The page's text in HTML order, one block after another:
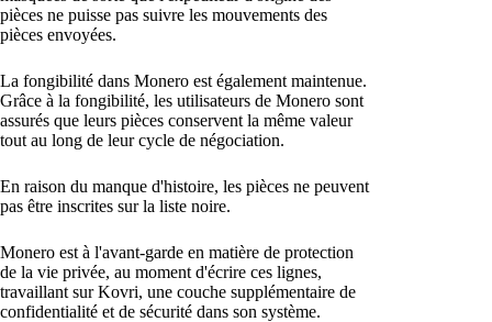
pièces ne puisse pas suivre les mouvements des
pièces envoyées.
La fongibilité dans Monero est également maintenue.
Grâce à la fongibilité, les utilisateurs de Monero sont
assurés que leurs pièces conservent la même valeur
tout au long de leur cycle de négociation.
En raison du manque d'histoire, les pièces ne peuvent
pas être inscrites sur la liste noire.
Monero est à l'avant-garde en matière de protection
de la vie privée, au moment d'écrire ces lignes,
travaillant sur Kovri, une couche supplémentaire de
confidentialité et de sécurité dans son système.